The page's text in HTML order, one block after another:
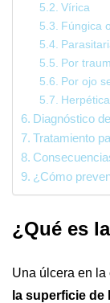
Vírica
Fúngica
Por
Por ojo
Herpética
Diagnóstico
Tratamiento
¿Cómo
¿Qué es
Una úlcera en la
la superficie de